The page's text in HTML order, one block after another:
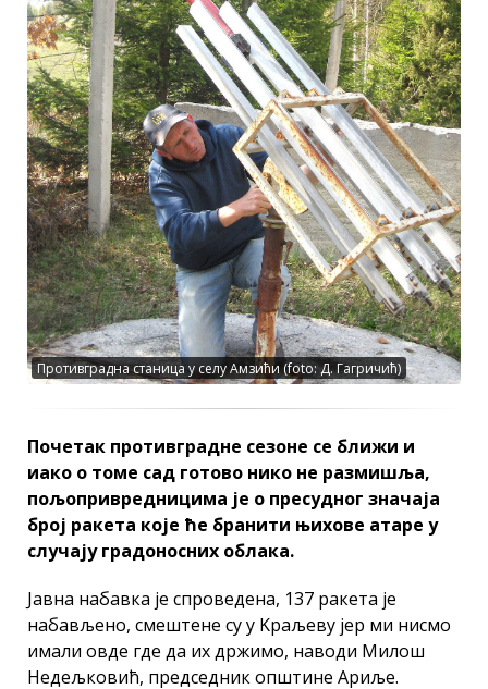
Противградна станица у селу Амзићи (foto: Д. Гагричић)
Почетак противградне сезоне се ближи и
иако о томе сад готово нико не размишља,
пољопривредницима је о пресудног значаја
број ракета које ће бранити њихове атаре у
случају градоносних облака.
Јавна набавка је спроведена, 137 ракета је
набављено, смештене су у Kраљеву јер ми нисмо
имали овде где да их држимо, наводи Милош
Недељковић, председник општине Ариље.